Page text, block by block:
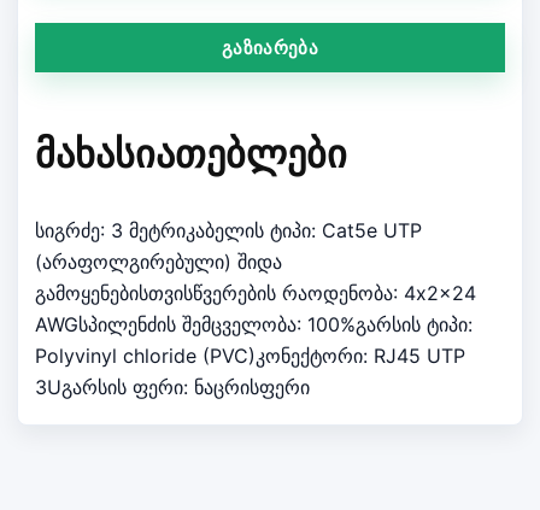
გაზიარება
ᲛᲐᲮᲐᲡᲘᲐᲗᲔᲑᲚᲔᲑᲘ
სიგრძე: 3 მეტრიკაბელის ტიპი: Cat5e UTP
(არაფოლგირებული) შიდა
გამოყენებისთვისწვერების რაოდენობა: 4x2x24
AWGსპილენძის შემცველობა: 100%გარსის ტიპი:
Polyvinyl chloride (PVC)კონექტორი: RJ45 UTP
3Uგარსის ფერი: ნაცრისფერი